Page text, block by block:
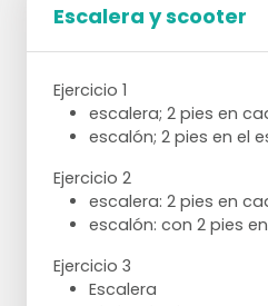
Escalera y scooter
Ejercicio 1
escalera; 2 pies en
escalón; 2 pies en el
Ejercicio 2
escalera: 2 pies en
escalón: con 2 pies
Ejercicio 3
Escalera